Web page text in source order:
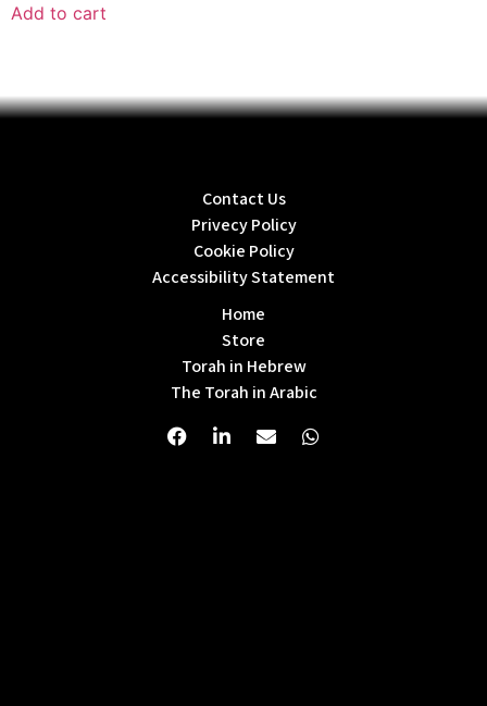
Add to cart
Contact Us
Privecy Policy
Cookie Policy
Accessibility Statement
Home
Store
Torah in Hebrew
The Torah in Arabic